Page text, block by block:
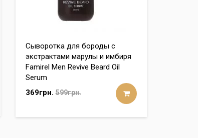
Сыворотка для бороды с
экстрактами марулы и имбиря
Famirel Men Revive Beard Oil
Serum
369грн. 599грн.